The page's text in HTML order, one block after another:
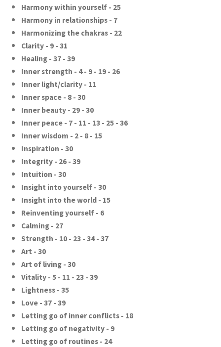
Harmony within yourself - 25
Harmony in relationships - 7
Harmonizing the chakras - 22
Clarity - 9 - 31
Healing - 37 - 39
Inner strength - 4 - 9 - 19 - 26
Inner light/clarity - 11
Inner space - 8 - 30
Inner beauty - 29 - 30
Inner peace - 7 - 11 - 13 - 25 - 36
Inner wisdom - 2 - 8 - 15
Inspiration - 30
Integrity - 26 - 39
Intuition - 30
Insight into yourself - 30
Insight into the world - 15
Reinventing yourself - 6
Calming - 27
Strength - 10 - 23 - 34 - 37
Art - 30
Art of living - 30
Vitality - 5 - 11 - 23 - 39
Lightness - 35
Love - 37 - 39
Letting go of inner conflicts - 18
Letting go of negativity - 9
Letting go of routines - 24